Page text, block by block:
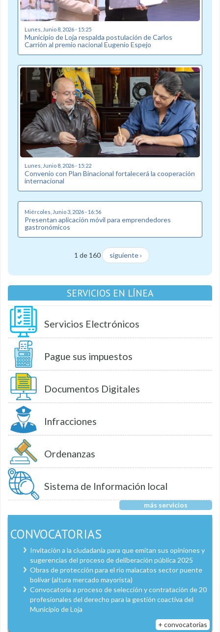
Lunes, Junio 8, 2026 - 15:25
Municipio de Loja respalda postulación de Carlos
Carrión al premio nacional Eugenio Espejo
Lunes, Junio 8, 2026 - 15:22
Convenio con Plan Binacional fortalecerá la cooperación
internacional
Miércoles, Junio 3, 2026 - 16:56
Presentan aplicación móvil para emprendedores
gastronómicos
1 de 160 siguiente ›
SERVICIOS EN LÍNEA
Servicios Electrónicos
Pague sus impuestos
Documentos Digitales
Infracciones
Ordenanzas
Sistema de Información local
más servicios
CONVOCATORIAS
Invitación a la ciudadanía para que emitan sus opiniones y
sugerencias del proceso de deliberación pública 2025
Obras de protección para el río malacatos sector puente
bolívar (altura mercado mayorista)
Convocatoria a proceso de selección y contratación de 20
profesionales del derecho para la gestión coactiva del
Municipio de Loja
+ convocatorias